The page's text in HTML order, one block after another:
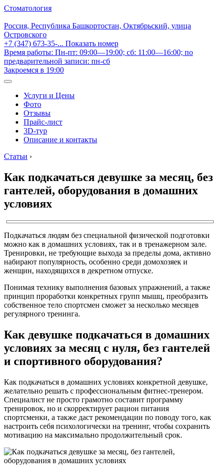
Стоматология
Россия, Республика Башкортостан, Октябрьский, улица
Островского
+7 (347) 673-35-... Показать номер
Время работы: Пн-пт: 09:00—19:00; сб: 11:00—16:00; по
предварительной записи: пн-сб
Закроемся в 19:00
Услуги и Цены
Фото
Отзывы
Прайс-лист
3D-тур
Описание и контакты
Статьи ›
Как подкачаться девушке за месяц, без
гантелей, оборудования в домашних
условиях
Подкачаться людям без специальной физической подготовки
можно как в домашних условиях, так и в тренажерном зале.
Тренировки, не требующие выхода за пределы дома, активно
набирают популярность, особенно среди домохозяек и
женщин, находящихся в декретном отпуске.
Понимая технику выполнения базовых упражнений, а также
принцип проработки конкретных групп мышц, преобразить
собственное тело спортсмен сможет за несколько месяцев
регулярного тренинга.
Как девушке подкачаться в домашних
условиях за месяц с нуля, без гантелей
и спортивного оборудования?
Как подкачаться в домашних условиях конкретной девушке,
желательно решать с профессиональным фитнес-тренером.
Специалист не просто грамотно составит программу
тренировок, но и скорректирует рацион питания
спортсменки, а также даст рекомендации по поводу того, как
настроить себя психологически на тренинг, чтобы сохранить
мотивацию на максимально продолжительный срок.